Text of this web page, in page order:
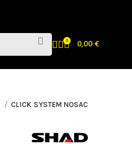
0 0,00€
CLICK SYSTEM NOSAC